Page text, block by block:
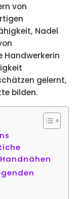
von
Nadel
Handwerkerin
gelernt,
bilden.